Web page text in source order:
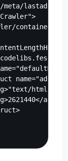
meta/
html"</